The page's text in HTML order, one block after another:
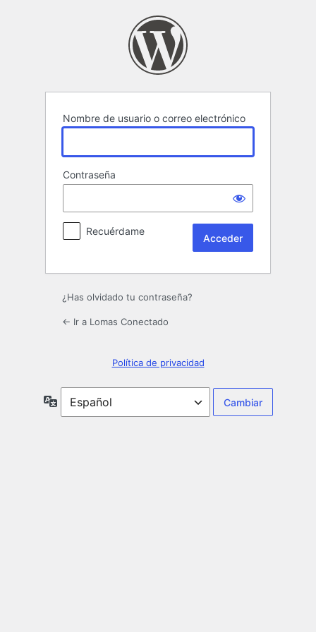
Nombre de usuario o correo electrónico
Contraseña
Recuérdame
¿Has olvidado tu contraseña?
← Ir a Lomas Conectado
Política de privacidad
Idioma